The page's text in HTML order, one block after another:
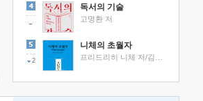
독서의 기술
고명환 저
2
니체의 초월자